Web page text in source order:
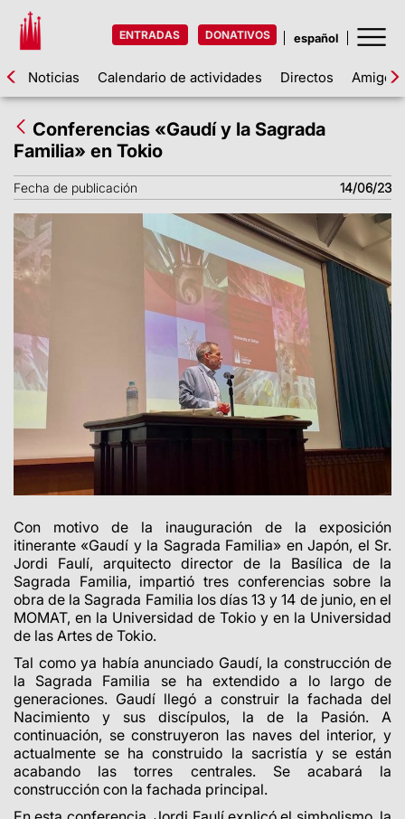
ENTRADAS DONATIVOS
Noticias Calendario de actividades Directos Amigos
Conferencias «Gaudí y la Sagrada
Familia» en Tokio
Fecha de publicación 14/06/23
Con motivo de la inauguración de la exposición
itinerante «Gaudí y la Sagrada Familia» en Japón, el Sr.
Jordi Faulí, arquitecto director de la Basílica de la
Sagrada Familia, impartió tres conferencias sobre la
obra de la Sagrada Familia los días 13 y 14 de junio, en el
MOMAT, en la Universidad de Tokio y en la Universidad
de las Artes de Tokio.
Tal como ya había anunciado Gaudí, la construcción de
la Sagrada Familia se ha extendido a lo largo de
generaciones. Gaudí llegó a construir la fachada del
Nacimiento y sus discípulos, la de la Pasión. A
continuación, se construyeron las naves del interior, y
actualmente se ha construido la sacristía y se están
acabando las torres centrales. Se acabará la
construcción con la fachada principal.